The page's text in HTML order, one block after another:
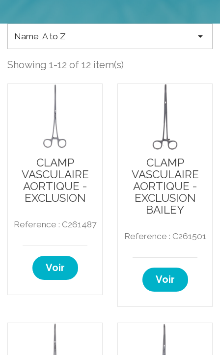
Name, A to Z 
Showing 1-12 of 12 item(s)
CLAMP
VASCULAIRE
AORTIQUE -
EXCLUSION
Reference : C261487
Voir
CLAMP
VASCULAIRE
AORTIQUE -
EXCLUSION
BAILEY
Reference : C261501
Voir